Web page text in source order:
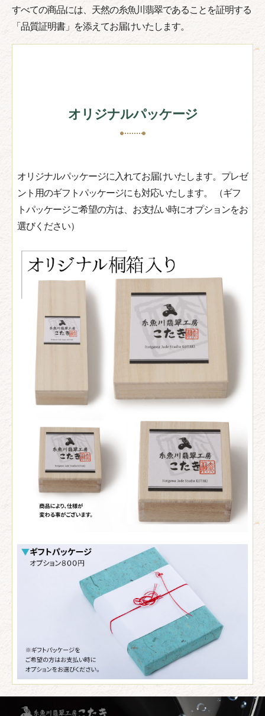
すべての商品には、天然の糸魚川翡翠であることを証明する
「品質証明書」を添えてお届けいたします。
オリジナルパッケージ
オリジナルパッケージに入れてお届けいたします。プレゼ
ント用のギフトパッケージにも対応いたします。 （ギフ
トパッケージご希望の方は、お支払い時にオプションをお
選びください）